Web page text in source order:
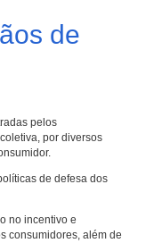
de
pelos
por diversos
de defesa dos
no incentivo e
consumidores, além de